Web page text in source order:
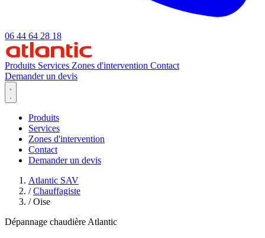
06 44 64 28 18
Produits Services Zones d'intervention Contact
Demander un devis
Produits
Services
Zones d'intervention
Contact
Demander un devis
Atlantic SAV
/ Chauffagiste
/ Oise
Dépannage chaudière Atlantic